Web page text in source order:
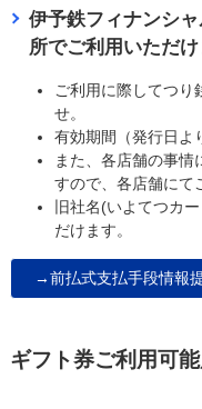
伊予鉄フィナンシ
所でご利用いただけ
ご利用に際してつり
せ。
有効期間（発行日よ
また、各店舗の事情
すので、各店舗にて
旧社名(いよてつカ
だけます。
→前払式支払手段情報
ギフト券ご利用可